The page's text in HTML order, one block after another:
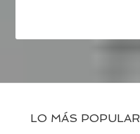
LO MÁS POPULAR